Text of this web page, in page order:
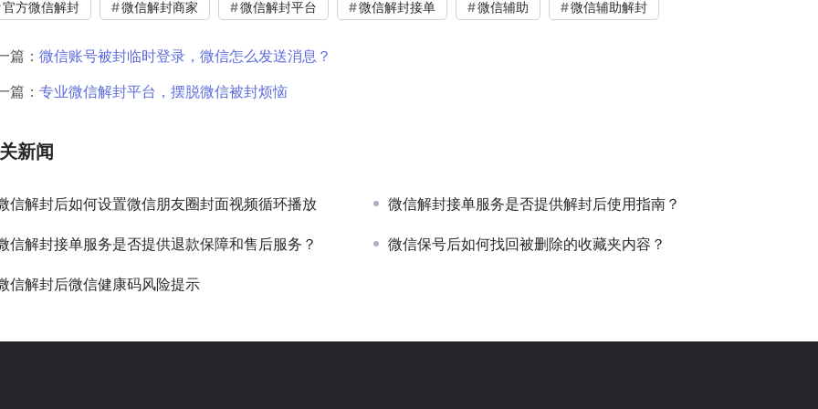
官方微信解封 微信解封商家 微信解封平台 微信解封接单 微信辅助 微信辅助解封
篇： 微信账号被封临时登录，微信怎么发送消息？
篇： 专业微信解封平台，摆脱微信被封烦恼
新闻
信解封后如何设置微信朋友圈封面视频循环播放 微信解封接单服务是否提供解封后使用指南？
信解封接单服务是否提供退款保障和售后服务？ 微信保号后如何找回被删除的收藏夹内容？
信解封后微信健康码风险提示